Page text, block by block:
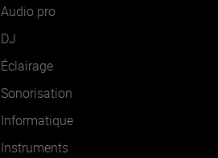
Audio pro
DJ
Éclairage
Sonorisation
Informatique
Instruments